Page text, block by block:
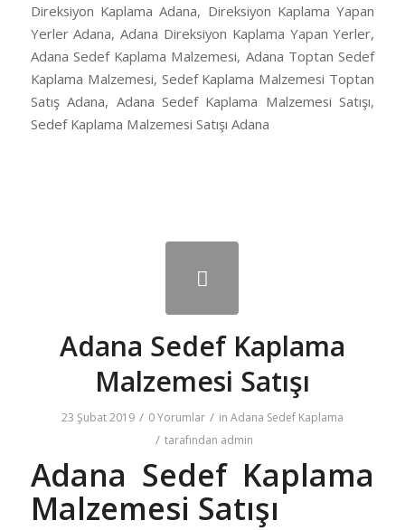
Direksiyon Kaplama Adana, Direksiyon Kaplama Yapan
Yerler Adana, Adana Direksiyon Kaplama Yapan Yerler,
Adana Sedef Kaplama Malzemesi, Adana Toptan Sedef
Kaplama Malzemesi, Sedef Kaplama Malzemesi Toptan
Satış Adana, Adana Sedef Kaplama Malzemesi Satışı,
Sedef Kaplama Malzemesi Satışı Adana
Adana Sedef Kaplama
Malzemesi Satışı
23 Şubat 2019 / 0 Yorumlar / in Adana Sedef Kaplama
/ tarafından admin
Adana Sedef Kaplama
Malzemesi Satışı